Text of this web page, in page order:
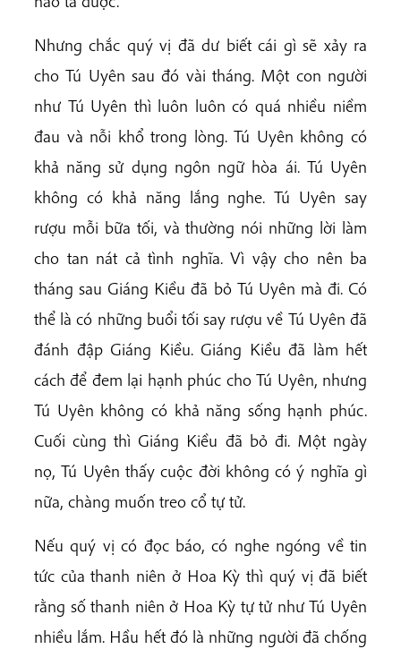
Nhưng chắc quý vị đã dư biết cái gì sẽ xảy ra
cho Tú Uyên sau đó vài tháng. Một con người
như Tú Uyên thì luôn luôn có quá nhiều niềm
đau và nỗi khổ trong lòng. Tú Uyên không có
khả năng sử dụng ngôn ngữ hòa ái. Tú Uyên
không có khả năng lắng nghe. Tú Uyên say
rượu mỗi bữa tối, và thường nói những lời làm
cho tan nát cả tình nghĩa. Vì vậy cho nên ba
tháng sau Giáng Kiều đã bỏ Tú Uyên mà đi. Có
thể là có những buổi tối say rượu về Tú Uyên đã
đánh đập Giáng Kiều. Giáng Kiều đã làm hết
cách để đem lại hạnh phúc cho Tú Uyên, nhưng
Tú Uyên không có khả năng sống hạnh phúc.
Cuối cùng thì Giáng Kiều đã bỏ đi. Một ngày
nọ, Tú Uyên thấy cuộc đời không có ý nghĩa gì
nữa, chàng muốn treo cổ tự tử.
Nếu quý vị có đọc báo, có nghe ngóng về tin
tức của thanh niên ở Hoa Kỳ thì quý vị đã biết
rằng số thanh niên ở Hoa Kỳ tự tử như Tú Uyên
nhiều lắm. Hầu hết đó là những người đã chống